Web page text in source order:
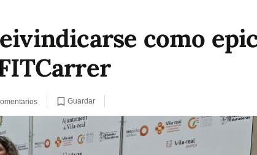
como
Guardar